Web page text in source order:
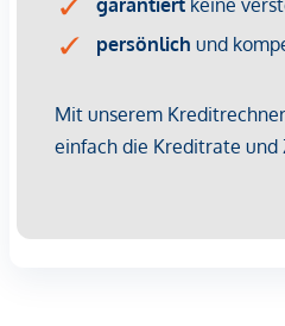
Armaturen
Flächenbündige
Alle Wohnungen mit
Loggien bzw. selbst